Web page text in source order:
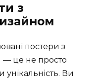
з
постери з
— це не просто
унікальність. Ви